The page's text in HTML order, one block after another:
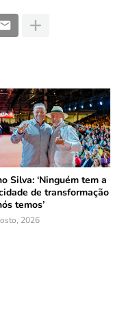
Silva: ‘Ninguém tem a
de transformação
temos’
2026